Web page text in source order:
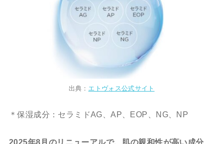
出典： エトヴォス公式サイト
＊保湿成分：セラミドAG、AP、EOP、NG、NP
2025年8月のリニューアルで、肌の親和性が高い成分